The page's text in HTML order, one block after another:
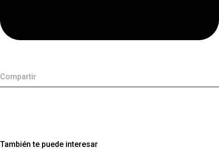
Compartir
También te puede interesar